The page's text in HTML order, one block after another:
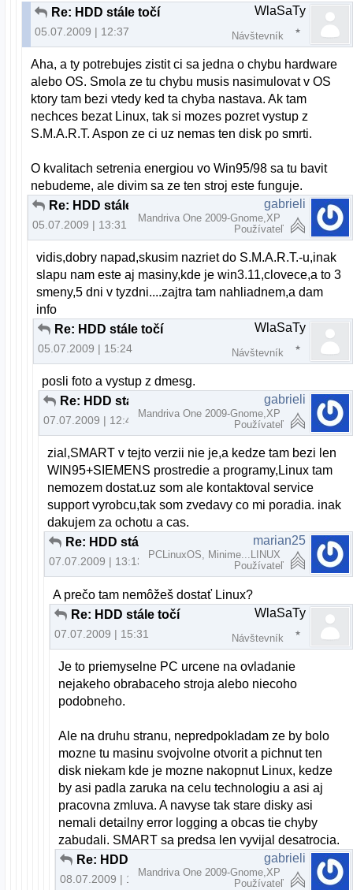
Re: HDD stále točí
05.07.2009 | 12:37
WlaSaTy
Návštevník
Aha, a ty potrebujes zistit ci sa jedna o chybu hardware
alebo OS. Smola ze tu chybu musis nasimulovat v OS
ktory tam bezi vtedy ked ta chyba nastava. Ak tam
nechces bezat Linux, tak si mozes pozret vystup z
S.M.A.R.T. Aspon ze ci uz nemas ten disk po smrti.
O kvalitach setrenia energiou vo Win95/98 sa tu bavit
nebudeme, ale divim sa ze ten stroj este funguje.
Re: HDD stále točí
05.07.2009 | 13:31
gabrieli
Mandriva One 2009-Gnome,XP
Používateľ
vidis,dobry napad,skusim nazriet do S.M.A.R.T.-u,inak
slapu nam este aj masiny,kde je win3.11,clovece,a to 3
smeny,5 dni v tyzdni....zajtra tam nahliadnem,a dam
info
Re: HDD stále točí
05.07.2009 | 15:24
WlaSaTy
Návštevník
posli foto a vystup z dmesg.
Re: HDD stále točí
07.07.2009 | 12:42
gabrieli
Mandriva One 2009-Gnome,XP
Používateľ
zial,SMART v tejto verzii nie je,a kedze tam bezi len
WIN95+SIEMENS prostredie a programy,Linux tam
nemozem dostat.uz som ale kontaktoval service
support vyrobcu,tak som zvedavy co mi poradia. inak
dakujem za ochotu a cas.
Re: HDD stále točí
07.07.2009 | 13:13
marian25
PCLinuxOS, Minime...LINUX
Používateľ
A prečo tam nemôžeš dostať Linux?
Re: HDD stále točí
07.07.2009 | 15:31
WlaSaTy
Návštevník
Je to priemyselne PC urcene na ovladanie
nejakeho obrabaceho stroja alebo niecoho
podobneho.
Ale na druhu stranu, nepredpokladam ze by bolo
mozne tu masinu svojvolne otvorit a pichnut ten
disk niekam kde je mozne nakopnut Linux, kedze
by asi padla zaruka na celu technologiu a asi aj
pracovna zmluva. A navyse tak stare disky asi
nemali detailny error logging a obcas tie chyby
zabudali. SMART sa predsa len vyvijal desatrocia.
Re: HDD stále točí
08.07.2009 | 12:12
gabrieli
Mandriva One 2009-Gnome,XP
Používateľ